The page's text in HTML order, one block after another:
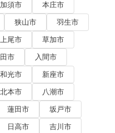
加須市
本庄市
狭山市
羽生市
上尾市
草加市
市
入間市
和光市
新座市
北本市
八潮市
蓮田市
坂戸市
日高市
吉川市